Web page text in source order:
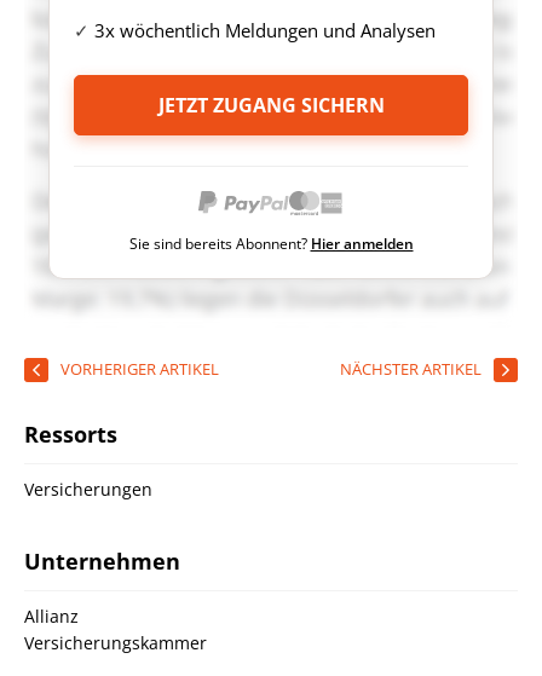
3x wöchentlich Meldungen und Analysen
JETZT ZUGANG SICHERN
Sie sind bereits Abonnent? Hier anmelden
VORHERIGER ARTIKEL NÄCHSTER ARTIKEL
Ressorts
Versicherungen
Unternehmen
Allianz
Versicherungskammer